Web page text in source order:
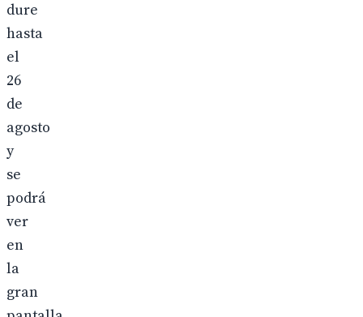
dure
hasta
el
26
de
agosto
y
se
podrá
ver
en
la
gran